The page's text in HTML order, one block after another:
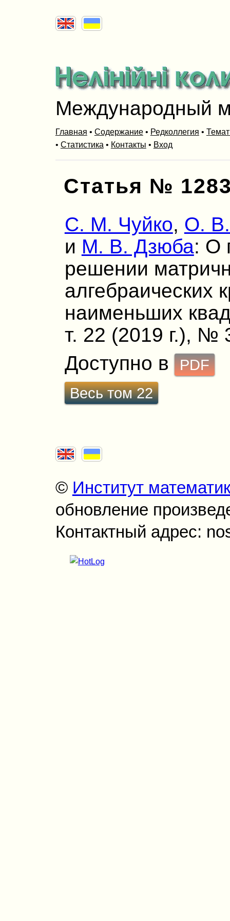
Международный
Главная • Содержание• Редколлегия •
• Статистика • Контакты • Вход
Статья №
С. М. Чуйко, О.
и М. В. Дзюба: О
решении
алгебраических
наименьших
т. 22 (2019 г.), №
Доступно в
PDF
Весь том 22
© Институт
обновление
Контактный адрес: